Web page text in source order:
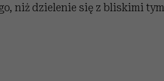
niż dzielenie się z bliskimi tym